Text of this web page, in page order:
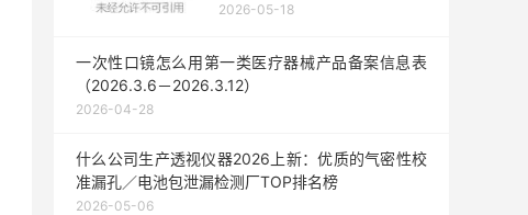
2026-05-18
一次性口镜怎么用第一类医疗器械产品备案信息表
（2026.3.6－2026.3.12）
2026-04-28
什么公司生产透视仪器2026上新：优质的气密性校
准漏孔／电池包泄漏检测厂TOP排名榜
2026-05-06